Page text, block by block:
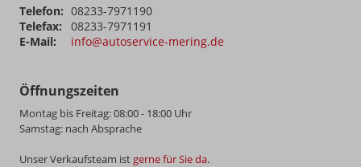
Telefon: 08233-7971190
Telefax:
08233-7971191
E-Mail:
info@autoservice-mering.de
Öffnungszeiten
Montag bis Freitag: 08:00 - 18:00 Uhr
Samstag: nach Absprache
Unser Verkaufsteam ist gerne für Sie da.